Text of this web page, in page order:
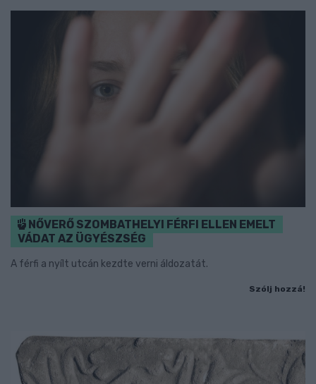
NŐVERŐ SZOMBATHELYI FÉRFI ELLEN EMELT
VÁDAT AZ ÜGYÉSZSÉG
A férfi a nyílt utcán kezdte verni áldozatát.
Szólj hozzá!